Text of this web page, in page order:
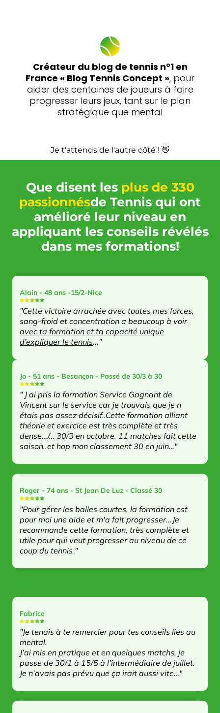
Créateur du blog de tennis n°1 en
France « Blog Tennis Concept », pour
aider des centaines de joueurs à faire
progresser leurs jeux, tant sur le plan
stratégique que mental
Je t'attends de l'autre côté ! 👋
Que disent les plus de 330
passionnésde Tennis qui ont
amélioré leur niveau en
appliquant les conseils révélés
dans mes formations!
Alain - 48 ans -15/2-Nice
"Cette victoire arrachée avec toutes mes forces,
sang-froid et concentration a beaucoup à voir
avec ta formation et ta capacité unique
d’expliquer le tennis..."
Jo - 51 ans - Besançon - Passé de 30/3 à 30
" J ai pris la formation Service Gagnant de
Vincent sur le service car je trouvais que je n
étais pas assez décisif..Cette formation alliant
théorie et exercice est très complète et très
dense…/… 30/3 en octobre, 11 matches fait cette
saison..et hop mon classement 30 en juin…"
Roger - 74 ans - St Jean De Luz - Classé 30
"Pour gérer les balles courtes, la formation est
pour moi une aide et m'a fait progresser...Je
recommande cette formation, très complète et
utile pour qui veut progresser au niveau de ce
coup du tennis "
Fabrice
"Je tenais à te remercier pour tes conseils liés au
mental.
J’ai mis en pratique et en quelques matchs, je
passe de 30/1 à 15/5 à l’intermédiaire de juillet.
Je n’avais pas prévu que ça irait aussi vite…"